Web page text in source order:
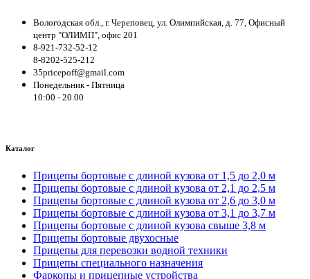
Вологодская обл., г. Череповец, ул. Олимпийская, д. 77, Офисный
центр "ОЛИМП", офис 201
8-921-732-52-12
8-8202-525-212
35pricepoff@gmail.com
Понедельник - Пятница
10:00 - 20.00
Каталог
Прицепы бортовые с длиной кузова от 1,5 до 2,0 м
Прицепы бортовые с длиной кузова от 2,1 до 2,5 м
Прицепы бортовые с длиной кузова от 2,6 до 3,0 м
Прицепы бортовые с длиной кузова от 3,1 до 3,7 м
Прицепы бортовые с длиной кузова свыше 3,8 м
Прицепы бортовые двухосные
Прицепы для перевозки водной техники
Прицепы специального назначения
Фаркопы и прицепные устройства